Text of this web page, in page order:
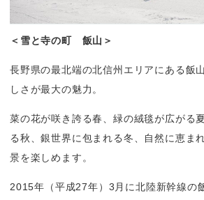
＜雪と寺の町　飯山＞
長野県の最北端の北信州エリアにある飯
しさが最大の魅力。
菜の花が咲き誇る春、緑の絨毯が広がる
る秋、銀世界に包まれる冬、自然に恵ま
景を楽しめます。
2015年（平成27年）3月に北陸新幹線の